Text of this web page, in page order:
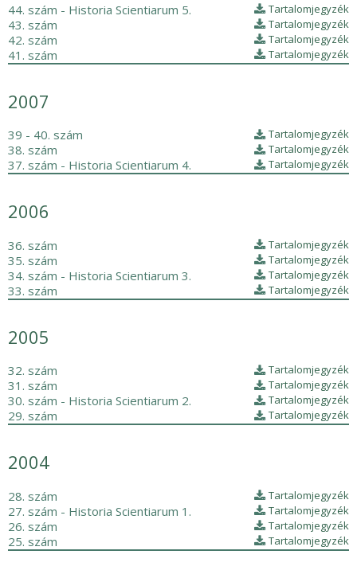
44. szám - Historia Scientiarum 5. Tartalomjegyzék
43. szám Tartalomjegyzék
42. szám Tartalomjegyzék
41. szám Tartalomjegyzék
2007
39 - 40. szám Tartalomjegyzék
38. szám Tartalomjegyzék
37. szám - Historia Scientiarum 4. Tartalomjegyzék
2006
36. szám Tartalomjegyzék
35. szám Tartalomjegyzék
34. szám - Historia Scientiarum 3. Tartalomjegyzék
33. szám Tartalomjegyzék
2005
32. szám Tartalomjegyzék
31. szám Tartalomjegyzék
30. szám - Historia Scientiarum 2. Tartalomjegyzék
29. szám Tartalomjegyzék
2004
28. szám Tartalomjegyzék
27. szám - Historia Scientiarum 1. Tartalomjegyzék
26. szám Tartalomjegyzék
25. szám Tartalomjegyzék